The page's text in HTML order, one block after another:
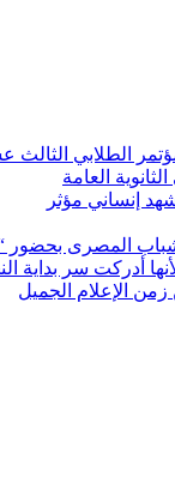
الطلابي
العامة
إنساني مؤثر
المصرى بحضور
أدركت سر بداية
الإعلام الجميل